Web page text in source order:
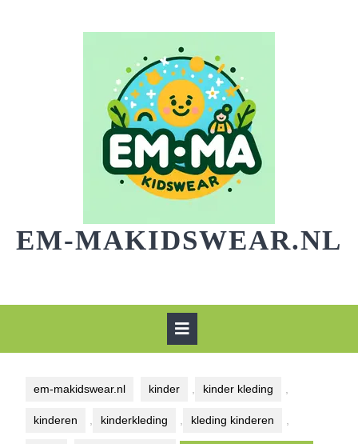
EM-MAKIDSWEAR.NL
em-makidswear.nl kinder kinder kleding
kinderen kinderkleding kleding kinderen